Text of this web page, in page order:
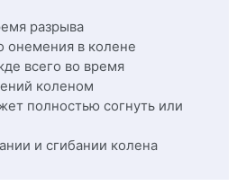
разрыва
онемения в колене
всего во время
коленом
полностью согнуть или
и сгибании колена